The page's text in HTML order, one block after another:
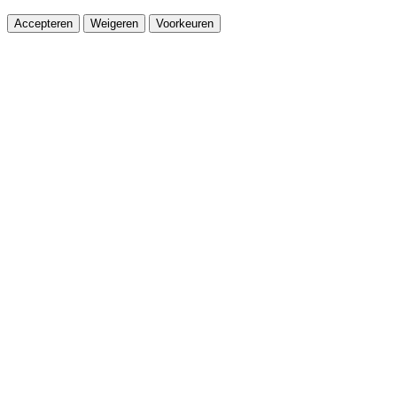
Accepteren Weigeren Voorkeuren